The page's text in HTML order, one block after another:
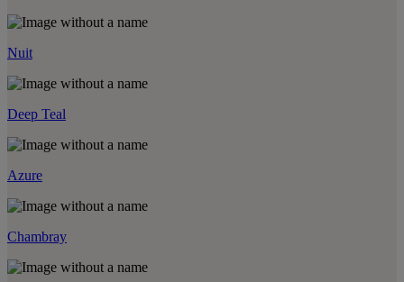
Nuit
Deep Teal
Azure
Chambray